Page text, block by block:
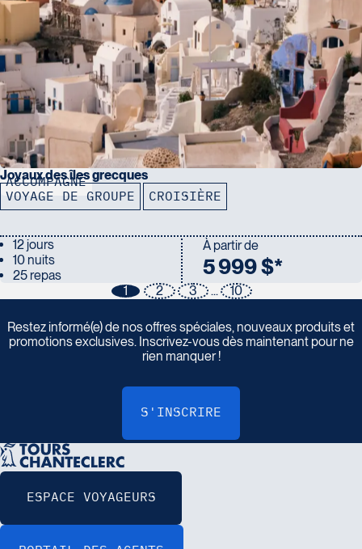
ACCOMPAGNÉ
Joyaux des îles grecques
VOYAGE DE GROUPE CROISIÈRE
12 jours
10 nuits
25 repas
À partir de
5 999 $*
1 2 3 ...
10
Insc ivez vous à n o tre inf lettre
Restez informé(e) de nos offres spéciales, nouveaux produits et
promotions exclusives. Inscrivez-vous dès maintenant pour ne
rien manquer !